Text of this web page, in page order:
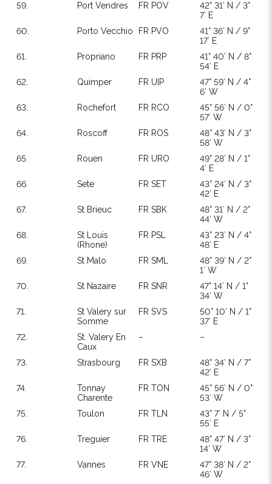
59.
Port Vendres FR POV
42° 31′ N / 3°
7′ E
60.
Porto Vecchio FR PVO
41° 36′ N / 9°
17′ E
61.
Propriano FR PRP
41° 40′ N / 8°
54′ E
62.
Quimper FR UIP
47° 59′ N / 4°
6′ W
63.
Rochefort FR RCO
45° 56′ N / 0°
57′ W
64.
Roscoff FR ROS
48° 43′ N / 3°
58′ W
65.
Rouen FR URO
49° 28′ N / 1°
4′ E
66.
Sete FR SET
43° 24′ N / 3°
42′ E
67.
St Brieuc FR SBK
48° 31′ N / 2°
44′ W
68.
St Louis
(Rhone)
FR PSL
43° 23′ N / 4°
48′ E
69.
St Malo FR SML
48° 39′ N / 2°
1′ W
70.
St Nazaire FR SNR
47° 14′ N / 1°
34′ W
71.
St Valery sur
Somme
FR SVS
50° 10′ N / 1°
37′ E
72.
St. Valery En
Caux
– –
73. Strasbourg FR SXB
48° 34′ N / 7°
42′ E
74.
Tonnay
Charente
FR TON
45° 56′ N / 0°
53′ W
75.
Toulon FR TLN
43° 7′ N / 5°
55′ E
76.
Treguier FR TRE
48° 47′ N / 3°
14′ W
77.
Vannes FR VNE
47° 38′ N / 2°
46′ W